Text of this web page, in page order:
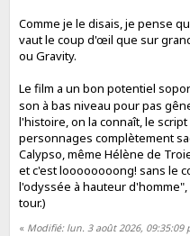
Comme je le disais, je pense
vaut le coup d'œil que sur
ou Gravity.
Le film a un bon potentiel
son à bas niveau pour pas
l'histoire, on la connaît, le
personnages complètement
Calypso, même Hélène de
et c'est loooooooong! sans le
l'odyssée à hauteur
tour.)
« Modifié: lun. 3 août 2026,